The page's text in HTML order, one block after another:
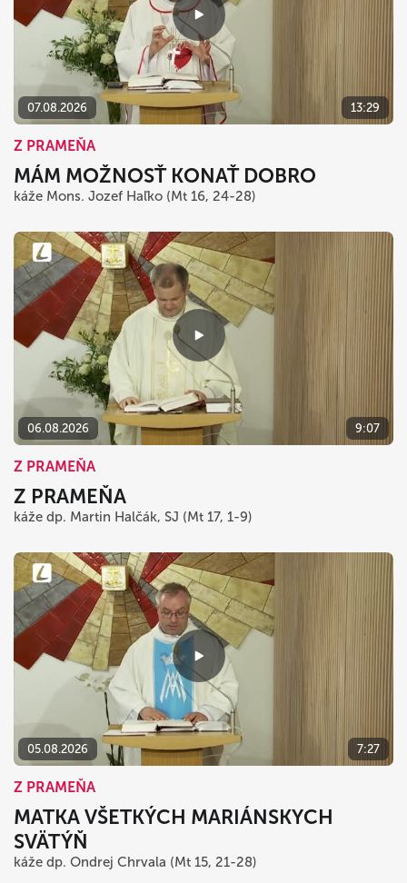
07.08.2026 13:29
Z PRAMEŇA
MÁM MOŽNOSŤ KONAŤ DOBRO
káže Mons. Jozef Haľko (Mt 16, 24-28)
06.08.2026 9:07
Z PRAMEŇA
Z PRAMEŇA
káže dp. Martin Halčák, SJ (Mt 17, 1-9)
05.08.2026 7:27
Z PRAMEŇA
MATKA VŠETKÝCH MARIÁNSKYCH
SVÄTÝŇ
káže dp. Ondrej Chrvala (Mt 15, 21-28)